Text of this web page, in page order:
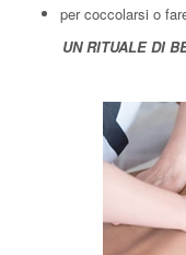
per coccolarsi o
UN RITUALE DI